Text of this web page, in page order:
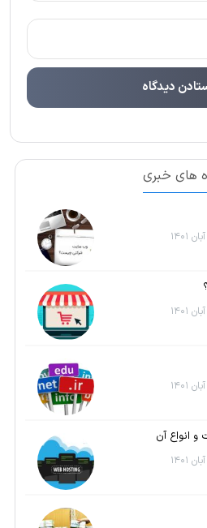
های خبری
انواع آن